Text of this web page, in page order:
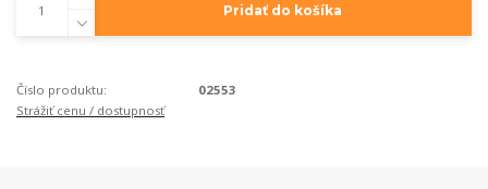
Pridať do košíka
Číslo produktu:
02553
Strážiť cenu / dostupnosť